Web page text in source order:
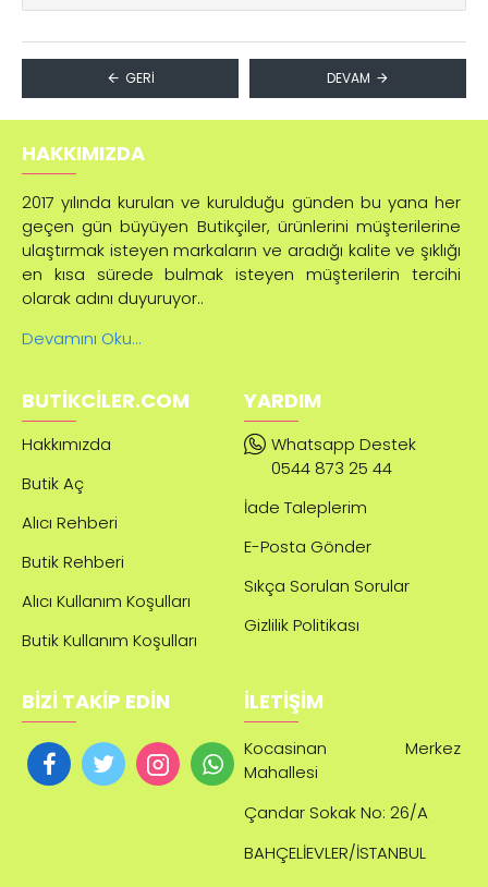
GERI DEVAM
HAKKIMIZDA
2017 yılında kurulan ve kurulduğu günden bu yana her
geçen gün büyüyen Butikçiler, ürünlerini müşterilerine
ulaştırmak isteyen markaların ve aradığı kalite ve şıklığı
en kısa sürede bulmak isteyen müşterilerin tercihi
olarak adını duyuruyor..
Devamını Oku...
BUTIKCILER.COM
Hakkımızda
Butik Aç
Alıcı Rehberi
Butik Rehberi
Alıcı Kullanım Koşulları
Butik Kullanım Koşulları
YARDIM
Whatsapp Destek
0544 873 25 44
İade Taleplerim
E-Posta Gönder
Sıkça Sorulan Sorular
Gizlilik Politikası
BİZİ TAKİP EDİN İLETİŞİM
Kocasinan Merkez
Mahallesi
Çandar Sokak No: 26/A
BAHÇELİEVLER/İSTANBUL